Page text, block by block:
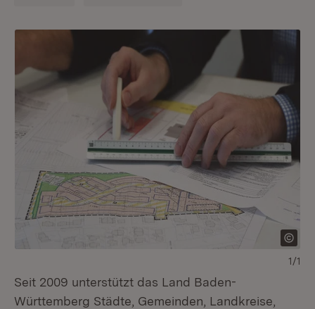
1/1
Seit 2009 unterstützt das Land Baden-
Württemberg Städte, Gemeinden, Landkreise,